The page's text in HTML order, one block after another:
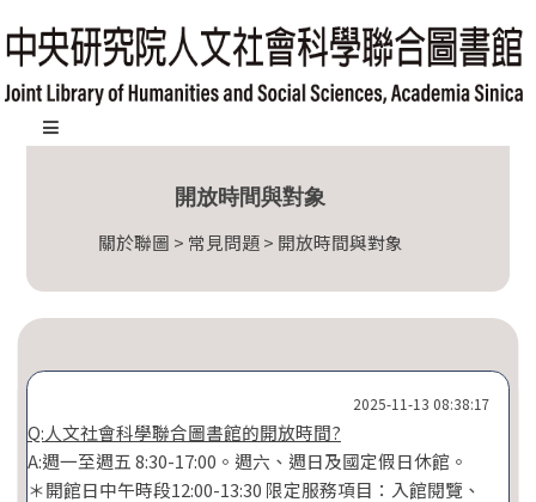
跳
到
主
內
開放時間與對象
關於聯圖 > 常見問題 > 開放時間與對象
2025-11-13 08:38:17
Q:人文社會科學聯合圖書館的開放時間?
A:週一至週五 8:30-17:00。週六、週日及國定假日休館。
＊開館日中午時段12:00-13:30 限定服務項目：入館閱覽、